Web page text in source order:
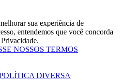
sua experiência de
entendemos que você concorda
NOSSOS TERMOS